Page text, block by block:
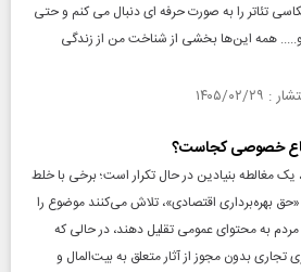
تئاتر را به صورت حرفه ای دنبال می کنم و حتی
و..... همه این‌ها بخشی از شناخت من از زندگی
خصوصی کجاست؟
یک مغالطه بنیادین در حال تکرار است؛ برخی با خلط
بهره‌برداری اقتصادی»، تلاش می‌کنند موضوع را
به محتوای عمومی تقلیل دهند، در حالی که
تجاری بدون مجوز از آثار متعلق به بیت‌المال و